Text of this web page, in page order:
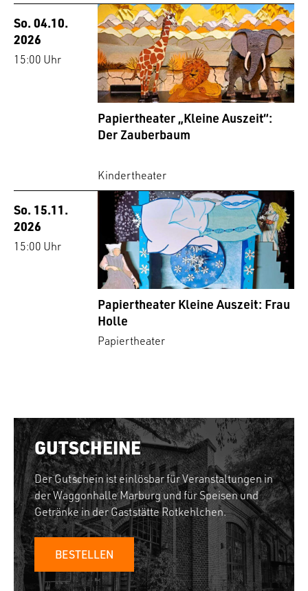
So. 04.10.
2026
15:00 Uhr
Papiertheater „Kleine Auszeit“:
Der Zauberbaum
Kindertheater
So. 15.11.
2026
15:00 Uhr
Papiertheater Kleine Auszeit: Frau
Holle
Papiertheater
GUTSCHEINE
Der Gutschein ist einlösbar für Veranstaltungen in
der Waggonhalle Marburg und für Speisen und
Getränke in der Gaststätte Rotkehlchen.
BESTELLEN